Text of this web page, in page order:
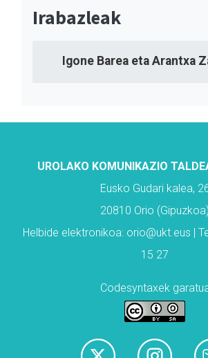
Irabazleak
Igone Barea eta Arantxa
UROLAKO KOMUNIKAZIO
Eusko Gudari kalea,
20810 Orio (Gipuzkoa)
Helbide elektronikoa: orio@ukt.eus |
15 27
Codesyntaxek